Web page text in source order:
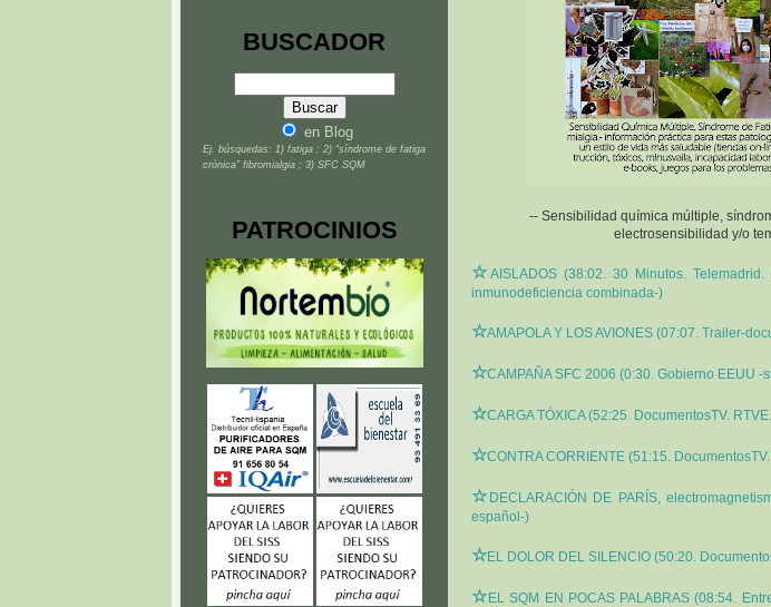
-- Sensibilidad química múltiple,
electrosensibilidad y/o
☆ AISLADOS (38:02. 30 Minutos.
inmunodeficiencia combinada-)
☆AMAPOLA Y LOS AVIONES (07:07. Trailer-
☆CAMPAÑA SFC 2006 (0:30. Gobierno EEUU -
☆CARGA TÓXICA (52:25. DocumentosTV.
☆CONTRA CORRIENTE (51:15.
☆ DECLARACIÓN DE PARÍS,
español-)
☆EL DOLOR DEL SILENCIO (50:20.
☆ EL SQM EN POCAS PALABRAS (08:54.
BUSCADOR
en Blog
Ej. búsquedas: 1) fatiga ; 2) “síndrome de fatiga
crónica” fibromialgia ; 3) SFC SQM
PATROCINIOS